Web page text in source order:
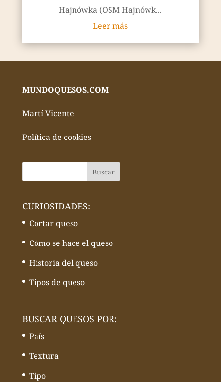
Hajnówka (OSM Hajnówk...
Leer más
MUNDOQUESOS.COM
Martí Vicente
Política de cookies
CURIOSIDADES:
Cortar queso
Cómo se hace el queso
Historia del queso
Tipos de queso
BUSCAR QUESOS POR:
País
Textura
Tipo